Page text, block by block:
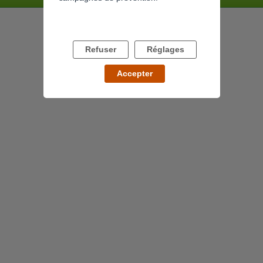
Refuser Réglages
Accepter